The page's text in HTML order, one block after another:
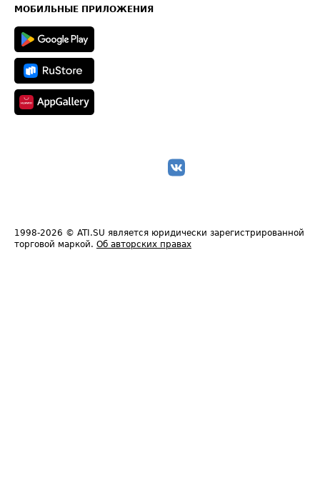
Техническая информация
МОБИЛЬНЫЕ ПРИЛОЖЕНИЯ
1998-2026 © ATI.SU является юридически зарегистрированной
торговой маркой. Об авторских правах